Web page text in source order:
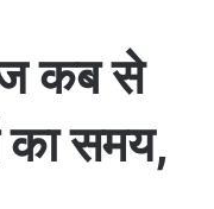
कब से
का समय,